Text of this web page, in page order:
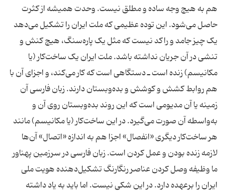
هم به هیچ وجه ساده و مطلق نیست. وحدت همیشه از کثرت
حاصل می‌شود. این توده عظیمی که ملت ایران را تشکیل می‌دهد
یک چیز جامد و راکد نیست که مثل یک پاره‌سنگ، هیچ کنش و
تنشی در آن جریان نداشته باشد. ملت ایران یک ساخت‌کار (یا
مکانیسم) زنده است ـ دستگاهی است که کار می‌کند، و اجزای آن با
هم روابط کشش و کوشش و بده‌وبستان دارند. زبان فارسی آن
زمینه یا آن مدیومی است که این روند بده‌وبستان روی آن و
به‌واسطه آن صورت می‌گیرد. در این ساخت‌کار (یا مکانیسم) مانند
هر ساخت‌کار دیگری «انفصال» اجزا هم به اندازه «اتصال» آن‌ها
لازمه زنده بودن و عمل کردن است. زبان فارسی در سرزمین پهناور
ما وظیفه وصل کردن عناصر رنگارنگ تشکیل‌دهنده هویت ملی
ایران را برعهده دارد. در این شکی نیست. اما باید به یاد داشته